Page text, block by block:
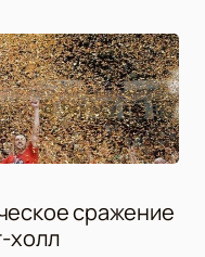
сражение
холл